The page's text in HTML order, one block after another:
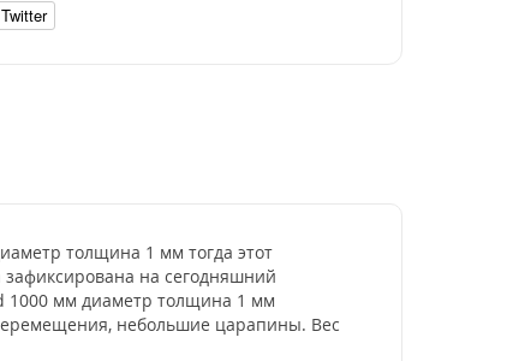
Twitter
толщина 1 мм тогда этот
зафиксирована на сегодняшний
1000 мм диаметр толщина 1 мм
небольшие царапины. Вес